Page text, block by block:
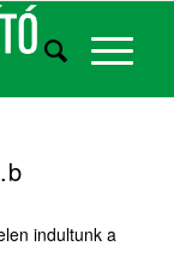
indultunk a